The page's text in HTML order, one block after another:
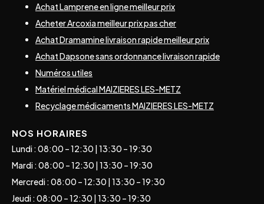
Achat Lamprene en ligne meilleur prix
Acheter Arcoxia meilleur prix pas cher
Achat Dramamine livraison rapide meilleur prix
Achat Dapsone sans ordonnance livraison rapide
Numéros utiles
Matériel médical MAIZIERES LES-METZ
Recyclage médicaments MAIZIERES LES-METZ
NOS HORAIRES
Lundi : 08:00 – 12:30 | 13:30 – 19:30
Mardi : 08:00 – 12:30 | 13:30 – 19:30
Mercredi : 08:00 – 12:30 | 13:30 – 19:30
Jeudi : 08:00 – 12:30 | 13:30 – 19:30